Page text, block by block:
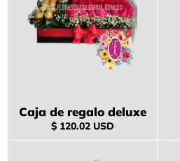
Caja de regalo deluxe
Precio
habitual
$ 120.02 USD